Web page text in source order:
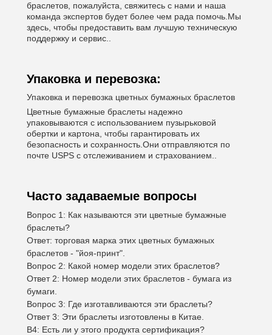
браслетов, пожалуйста, свяжитесь с нами и наша
команда экспертов будет более чем рада помочь.Мы
здесь, чтобы предоставить вам лучшую техническую
поддержку и сервис..
Упаковка и перевозка:
Упаковка и перевозка цветных бумажных браслетов
Цветные бумажные браслеты надежно
упаковываются с использованием пузырьковой
обертки и картона, чтобы гарантировать их
безопасность и сохранность.Они отправляются по
почте USPS с отслеживанием и страхованием..
Часто задаваемые вопросы
Вопрос 1: Как называются эти цветные бумажные
браслеты?
Ответ: торговая марка этих цветных бумажных
браслетов - "йоя-принт".
Вопрос 2: Какой номер модели этих браслетов?
Ответ 2: Номер модели этих браслетов - бумага из
бумаги.
Вопрос 3: Где изготавливаются эти браслеты?
Ответ 3: Эти браслеты изготовлены в Китае.
В4: Есть ли у этого продукта сертификация?